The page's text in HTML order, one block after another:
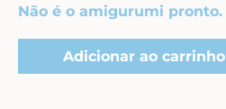
Não é o amigurumi pronto.
Adicionar ao carrinho